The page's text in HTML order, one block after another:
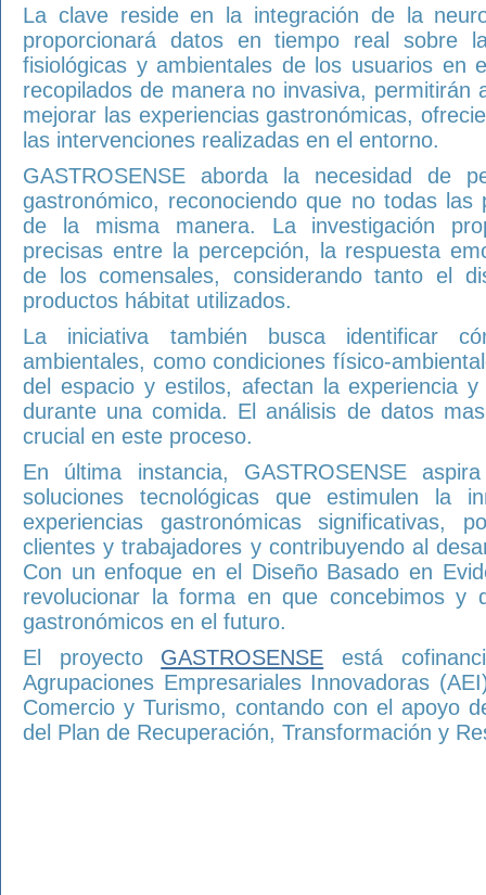
La clave reside en la integración de la
proporcionará datos en tiempo real sobre
fisiológicas y ambientales de los usuarios en
recopilados de manera no invasiva, permitirán
mejorar las experiencias gastronómicas,
las intervenciones realizadas en el entorno.
GASTROSENSE aborda la necesidad de
gastronómico, reconociendo que no todas las
de la misma manera. La investigación
precisas entre la percepción, la respuesta
de los comensales, considerando tanto el
productos hábitat utilizados.
La iniciativa también busca identificar
ambientales, como condiciones físico-
del espacio y estilos, afectan la experiencia
durante una comida. El análisis de datos
crucial en este proceso.
En última instancia, GASTROSENSE
soluciones tecnológicas que estimulen la
experiencias gastronómicas significativas,
clientes y trabajadores y contribuyendo al
Con un enfoque en el Diseño Basado en
revolucionar la forma en que concebimos y
gastronómicos en el futuro.
El proyecto GASTROSENSE está
Agrupaciones Empresariales Innovadoras
Comercio y Turismo, contando con el apoyo
del Plan de Recuperación, Transformación y